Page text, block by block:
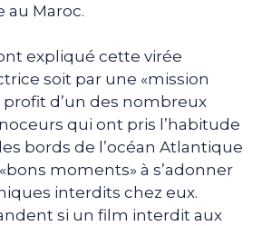
au Maroc.
expliqué cette virée
soit par une «mission
d’un des nombreux
qui ont pris l’habitude
bords de l’océan Atlantique
moments» à s’adonner
interdits chez eux.
si un film interdit aux